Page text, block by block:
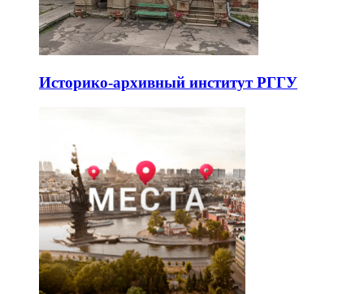
Историко-архивный институт РГГУ